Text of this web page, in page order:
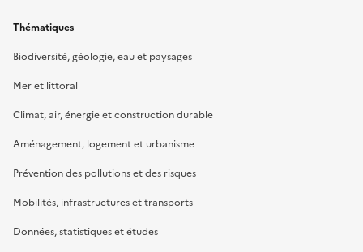
Thématiques
Biodiversité, géologie, eau et paysages
Mer et littoral
Climat, air, énergie et construction durable
Aménagement, logement et urbanisme
Prévention des pollutions et des risques
Mobilités, infrastructures et transports
Données, statistiques et études